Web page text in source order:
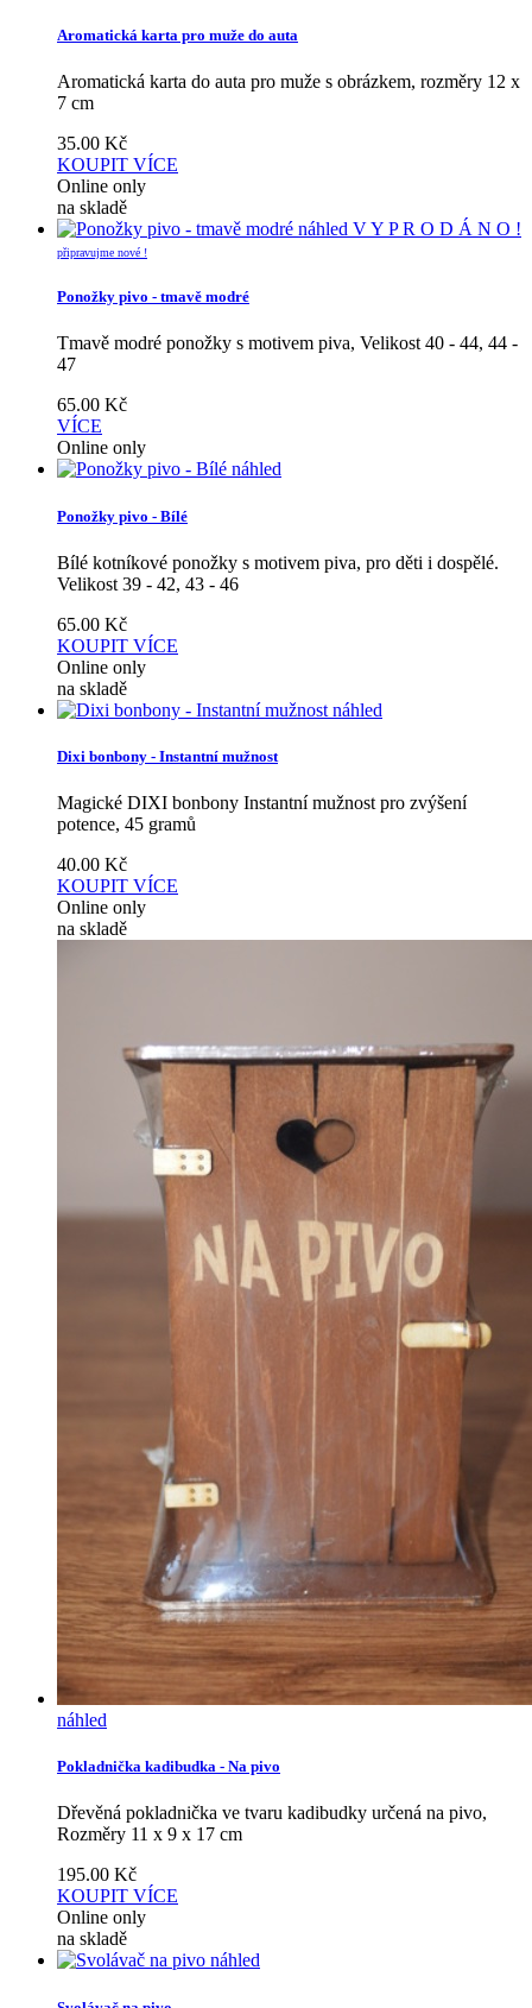
Aromatická karta pro muže do auta
Aromatická karta do auta pro muže s obrázkem, rozměry 12 x
7 cm
35.00 Kč
KOUPIT VÍCE
Online only
na skladě
náhled V Y P R O D Á N O !
připravujme nové !
Ponožky pivo - tmavě modré
Tmavě modré ponožky s motivem piva, Velikost 40 - 44, 44 -
47
65.00 Kč
VÍCE
Online only
náhled
Ponožky pivo - Bílé
Bílé kotníkové ponožky s motivem piva, pro děti i dospělé.
Velikost 39 - 42, 43 - 46
65.00 Kč
KOUPIT VÍCE
Online only
na skladě
náhled
Dixi bonbony - Instantní mužnost
Magické DIXI bonbony Instantní mužnost pro zvýšení
potence, 45 gramů
40.00 Kč
KOUPIT VÍCE
Online only
na skladě
náhled
Pokladnička kadibudka - Na pivo
Dřevěná pokladnička ve tvaru kadibudky určená na pivo,
Rozměry 11 x 9 x 17 cm
195.00 Kč
KOUPIT VÍCE
Online only
na skladě
náhled